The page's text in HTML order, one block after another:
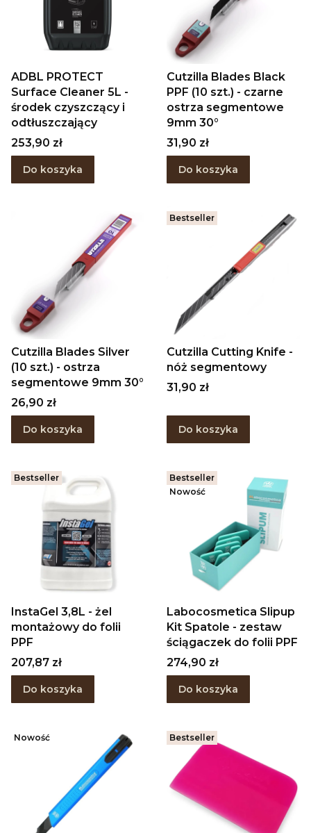
ADBL PROTECT
Surface Cleaner 5L -
środek czyszczący i
odtłuszczający
Cena
253,90 zł
Do koszyka
Cutzilla Blades Black
PPF (10 szt.) - czarne
ostrza segmentowe
9mm 30°
Cena
31,90 zł
Do koszyka
Cutzilla Blades Silver
(10 szt.) - ostrza
segmentowe 9mm 30°
Cena
26,90 zł
Do koszyka
Bestseller
Cutzilla Cutting Knife -
nóż segmentowy
Cena
31,90 zł
Do koszyka
Bestseller
InstaGel 3,8L - żel
montażowy do folii
PPF
Cena
207,87 zł
Do koszyka
Bestseller
Nowość
Labocosmetica Slipup
Kit Spatole - zestaw
ściągaczek do folii PPF
Cena
274,90 zł
Do koszyka
Nowość Bestseller